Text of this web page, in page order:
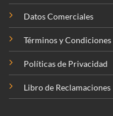
Datos Comerciales
Términos y Condiciones
Políticas de Privacidad
Libro de Reclamaciones